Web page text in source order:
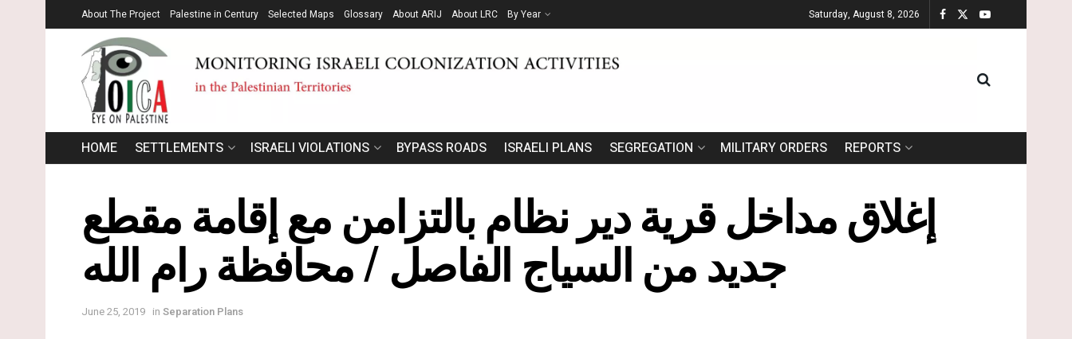
About The Project Palestine in Century Selected Maps Glossary About ARIJ About LRC By Year Saturday, August 8, 2026
HOME SETTLEMENTS ISRAELI VIOLATIONS BYPASS ROADS ISRAELI PLANS SEGREGATION MILITARY ORDERS REPORTS
إغلاق مداخل قرية دير نظام بالتزامن مع إقامة مقطع
جديد من السياج الفاصل / محافظة رام الله
June 25, 2019 in Separation Plans